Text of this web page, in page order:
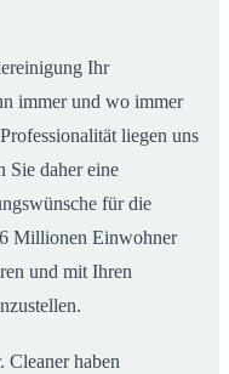
Ihr
immer und wo immer
liegen uns
Sie daher eine
für die
Millionen Einwohner
und mit Ihren
Cleaner haben